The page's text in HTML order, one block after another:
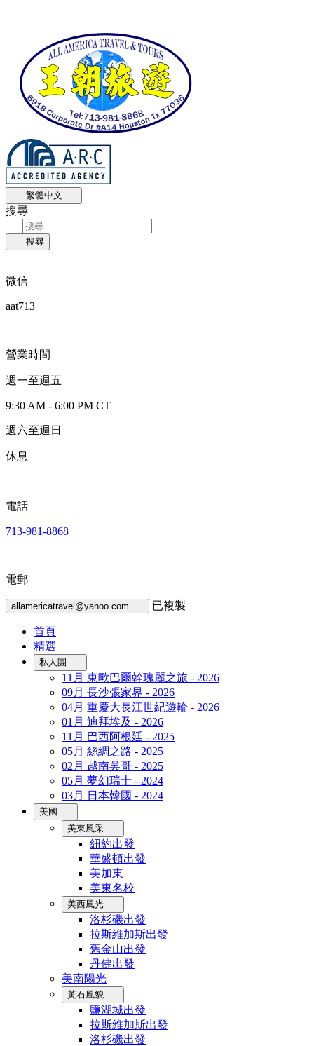
繁體中文
搜尋
搜尋
微信
aat713
營業時間
週一至週五
9:30 AM - 6:00 PM CT
週六至週日
休息
電話
713-981-8868
電郵
allamericatravel@yahoo.com 已複製
首頁
精選
私人團
11月 東歐巴爾幹瑰麗之旅 - 2026
09月 長沙張家界 - 2026
04月 重慶大長江世紀遊輪 - 2026
01月 迪拜埃及 - 2026
11月 巴西阿根廷 - 2025
05月 絲綢之路 - 2025
02月 越南吳哥 - 2025
05月 夢幻瑞士 - 2024
03月 日本韓國 - 2024
美國
美東風采
紐約出發
華盛頓出發
美加東
美東名校
美西風光
洛杉磯出發
拉斯維加斯出發
舊金山出發
丹佛出發
美南陽光
黃石風貌
鹽湖城出發
拉斯維加斯出發
洛杉磯出發